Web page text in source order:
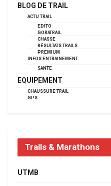
BLOG DE TRAIL
ACTU TRAIL
EDITO
GORATRAIL
CHASSE
RÉSULTATS TRAILS
PREMIUM
INFOS ENTRAINEMENT
SANTÉ
EQUIPEMENT
CHAUSSURE TRAIL
GPS
Trails & Marathons
UTMB